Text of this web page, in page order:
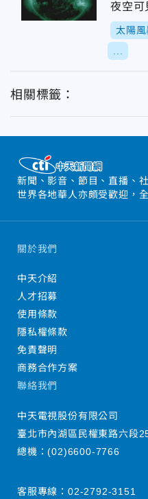
夜空可
太陽風
相關標籤：
新聞、影音、節目、直播、
世界各地華人亦頗受歡迎，
關於我們
中天介紹
人才招募
使用條款
隱私權條款
免責聲明
商務合作方案
聯絡我們
中天電視股份有限公司
臺北市內湖區民權東路六段
總機：(02)6600-7766
客服專線： 02-2792-3151